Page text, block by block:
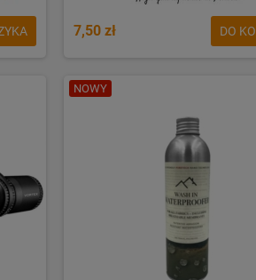
7,50 zł DO
NOWY